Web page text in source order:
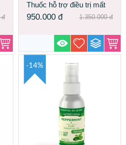
đ
Thuốc hỗ trợ điều trị mất
ngủ dạng viên Melatonin
12 Mg
950.000 đ 1.350.000 đ
-14%